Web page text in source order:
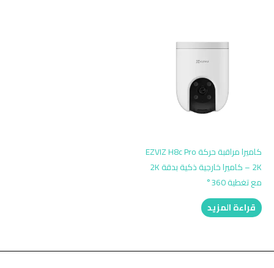
كاميرا مراقبة حركة EZVIZ H8c Pro
2K – كاميرا خارجية ذكية بدقة 2K
مع تغطية 360°
قراءة المزيد